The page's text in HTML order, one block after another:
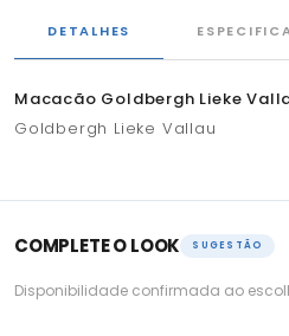
DETALHES
Macacão Goldbergh Lieke
Goldbergh Lieke Vallau
COMPLETE O LOOK SUGESTÃO
Disponibilidade confirmada ao